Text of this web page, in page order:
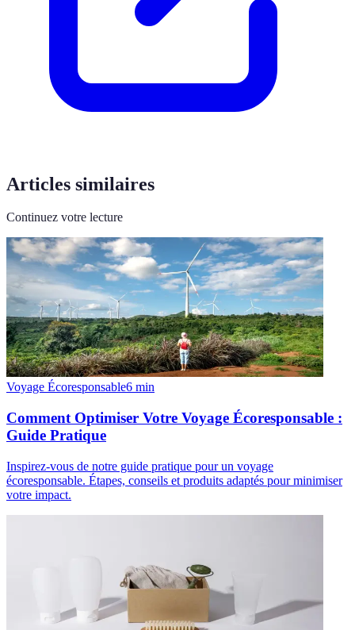
Articles similaires
Continuez votre lecture
Voyage Écoresponsable6 min
Comment Optimiser Votre Voyage Écoresponsable :
Guide Pratique
Inspirez-vous de notre guide pratique pour un voyage
écoresponsable. Étapes, conseils et produits adaptés pour minimiser
votre impact.